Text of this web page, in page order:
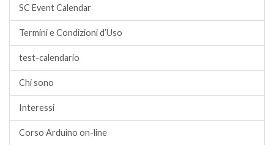
SC Event Calendar
Termini e Condizioni d’Uso
test-calendario
Chi sono
Interessi
Corso Arduino on-line